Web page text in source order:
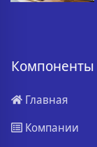
Компоненты
Главная
Компании